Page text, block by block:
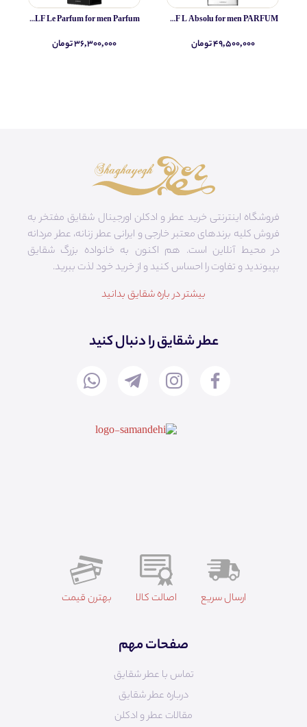
Yves Saint Laurent MYSLF L Absolu for men PARFUM
۴۹,۵۰۰,۰۰۰ تومان
Yves Saint Laurent MYSLF Le Parfum for men Parfum
۳۶,۳۰۰,۰۰۰ تومان
فروشگاه اینترنتی خرید عطر و ادکلن اورجینال شقایق مفتخر به
فروش کلیه برندهای معتبر خارجی و ایرانی عطر زنانه، عطر مردانه
در محیط آنلاین است. هم‌ اکنون به خانواده بزرگ شقایق
بپیوندید و تفاوت را احساس کنید و از خرید خود لذت ببرید.
بیشتر در باره شقایق بدانید
عطر شقایق را دنبال کنید
ارسال سریع اصالت کالا بهترن قیمت
صفحات مهم
تماس با عطر شقایق
درباره عطر شقایق
مقالات عطر و ادکلن